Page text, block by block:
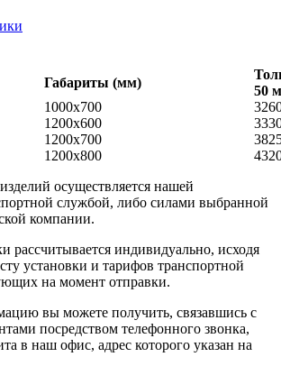
Габариты (мм)
50
1000х700
1200х600
1200х700
1200х800
осуществляется нашей
службой, либо силами выбранной
компании.
рассчитывается индивидуально, исходя
установки и тарифов транспортной
на момент отправки.
вы можете получить, связавшись с
посредством телефонного звонка,
в наш офис, адрес которого указан на